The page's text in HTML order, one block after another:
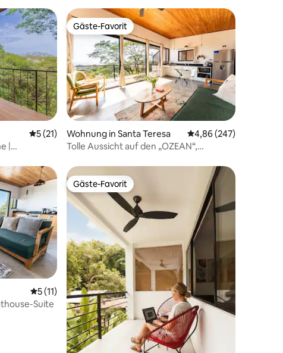
36 Bewertungen
Durchschnittliche Bewertung: 5 von 5, 21 Bewertungen
5 (21)
|
Gäste-Favorit
Gäste-Favorit
Wohnung in Santa Teresa Durchschnittliche
4,86 (247)
Tolle Aussicht auf den „OZEAN“,
Durchschnittliche Bewertung: 5 von 5, 11 Bewertungen
5 (11)
Suite
Gäste-Favorit
Gäste-Favorit